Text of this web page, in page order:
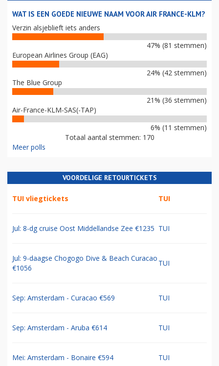
WAT IS EEN GOEDE NIEUWE NAAM VOOR AIR FRANCE-KLM?
Verzin alsjeblieft iets anders
47% (81 stemmen)
European Airlines Group (EAG)
24% (42 stemmen)
The Blue Group
21% (36 stemmen)
Air-France-KLM-SAS(-TAP)
6% (11 stemmen)
Totaal aantal stemmen: 170
Meer polls
VOORDELIGE RETOURTICKETS
TUI vliegtickets TUI
Jul: 8-dg cruise Oost Middellandse Zee €1235 TUI
Jul: 9-daagse Chogogo Dive & Beach Curacao
€1056
TUI
Sep: Amsterdam - Curacao €569 TUI
Sep: Amsterdam - Aruba €614 TUI
Mei: Amsterdam - Bonaire €594 TUI